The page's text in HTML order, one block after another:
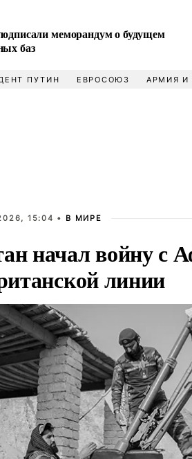
меморандум о будущем
баз
ПУТИН ЕВРОСОЮЗ АРМИЯ И
15:04 • В МИРЕ
начал войну с
линии